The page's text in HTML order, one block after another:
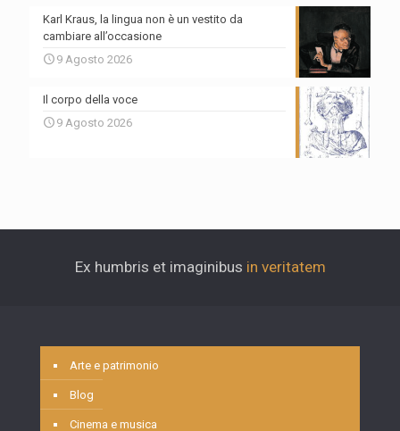
Karl Kraus, la lingua non è un vestito da
cambiare all’occasione
9 Agosto 2026
Il corpo della voce
9 Agosto 2026
Ex humbris et imaginibus in veritatem
Arte e patrimonio
Blog
Cinema e musica